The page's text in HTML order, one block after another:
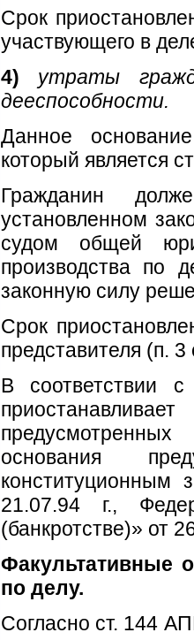
Срок
участвующего в
4)
утраты
дееспособности.
Данное
который является
Гражданин
установленном
судом общей
производства по
законную силу
Срок
представителя (п.
В
основания
21.07.94 г.,
(банкротстве)» от
Факультативные
по делу.
Согласно ст. 144